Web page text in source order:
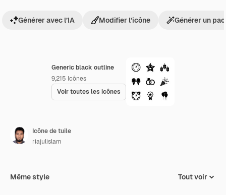
Generic black outline
9,215 Icônes
Voir toutes les icônes
Générer avec l’IA Modifier l’icône Générer un
Icône de tuile
riajulislam
Même style Tout voir